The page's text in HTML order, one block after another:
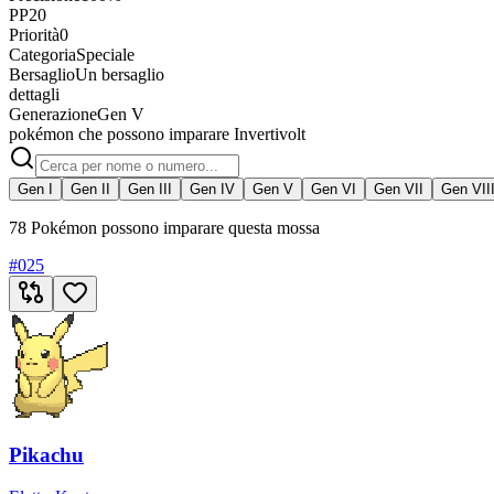
PP20
Priorità0
CategoriaSpeciale
BersaglioUn bersaglio
dettagli
GenerazioneGen V
pokémon che possono imparare Invertivolt
Gen I Gen II Gen III Gen IV Gen V Gen VI Gen VII Gen VIII
78 Pokémon possono imparare questa mossa
#025
Pikachu